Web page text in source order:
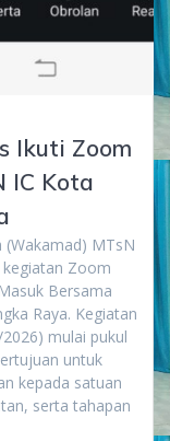
Ikuti Zoom
IC Kota
(Wakamad) MTsN
Zoom
Bersama
Raya. Kegiatan
mulai pukul
untuk
kepada satuan
serta tahapan